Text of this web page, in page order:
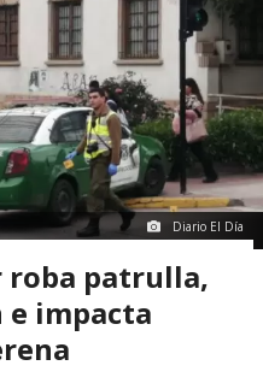
Diario El Día
roba patrulla,
e impacta